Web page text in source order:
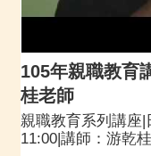
105年親職教育
桂老師
親職教育系列講座|
11:00|講師：游乾